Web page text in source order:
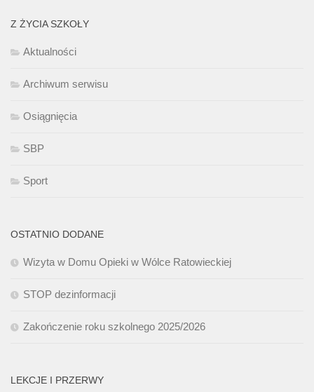
Z ŻYCIA SZKOŁY
Aktualności
Archiwum serwisu
Osiągnięcia
SBP
Sport
OSTATNIO DODANE
Wizyta w Domu Opieki w Wólce Ratowieckiej
STOP dezinformacji
Zakończenie roku szkolnego 2025/2026
LEKCJE I PRZERWY